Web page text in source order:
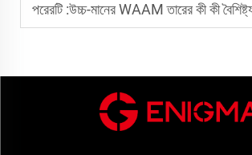
পরেরটি :উচ্চ-মানের WAAM তারের কী কী